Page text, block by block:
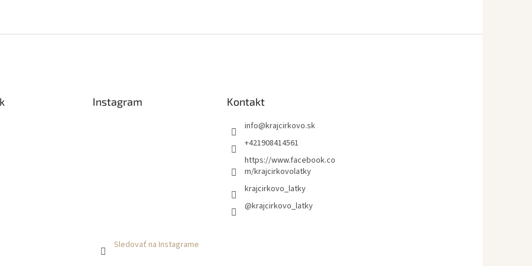
Instagram
Sledovať na Instagrame
Kontakt
info@krajcirkovo.sk
+421908414561
https://www.facebook.co
m/krajcirkovolatky
krajcirkovo_latky
@krajcirkovo_latky